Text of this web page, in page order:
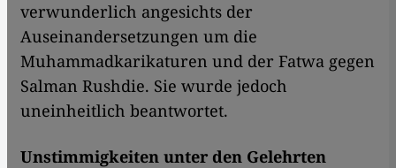
verwunderlich angesichts der
Auseinandersetzungen um die
Muhammadkarikaturen und der Fatwa gegen
Salman Rushdie. Sie wurde jedoch
uneinheitlich beantwortet.
Unstimmigkeiten unter den Gelehrten